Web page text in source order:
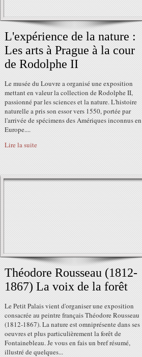
L'expérience de la nature :
Les arts à Prague à la cour
de Rodolphe II
Le musée du Louvre a organisé une exposition
mettant en valeur la collection de Rodolphe II,
passionné par les sciences et la nature. L'histoire
naturelle a pris son essor vers 1550, portée par
l'arrivée de spécimens des Amériques inconnus en
Europe....
Lire la suite
Théodore Rousseau (1812-
1867) La voix de la forêt
Le Petit Palais vient d'organiser une exposition
consacrée au peintre français Théodore Rousseau
(1812-1867). La nature est omniprésente dans ses
oeuvres et plus particulièrement la forêt de
Fontainebleau. Je vous en fais un bref résumé,
illustré de quelques...